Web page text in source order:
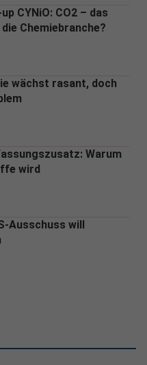
CYNiO: CO2 – das
Chemiebranche?
wächst rasant, doch
Warum
wird
Ausschuss will